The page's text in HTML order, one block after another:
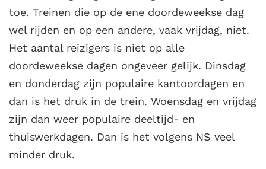
toe. Treinen die op de ene doordeweekse dag
wel rijden en op een andere, vaak vrijdag, niet.
Het aantal reizigers is niet op alle
doordeweekse dagen ongeveer gelijk. Dinsdag
en donderdag zijn populaire kantoordagen en
dan is het druk in de trein. Woensdag en vrijdag
zijn dan weer populaire deeltijd- en
thuiswerkdagen. Dan is het volgens NS veel
minder druk.